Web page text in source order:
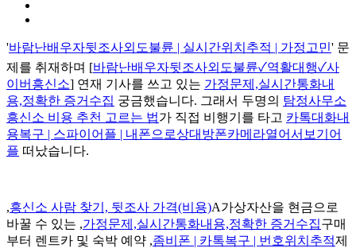
'바람난배우자뒷조사외도불륜 | 실시간위치추적 | 가정고민' 문
제를 취재하며 [바람난배우자뒷조사외도불륜✓역활대행✓사
이버흥신소] 연재 기사를 쓰고 있는 가정문제,실시간통화내
용,정확한 증거수집 궁금했습니다. 그래서 두명의 탐정사무소
흥신소 비용 추천 고르는 법가 직접 비행기를 타고 카톡대화내
용복구 | 스파이어플 | 내폰으로상대방폰카메라열어서보기어
플 떠났습니다.
,흥신소 사람 찾기, 뒷조사 가격(비용)A가상자산을 현금으로
바꿀 수 있는 ,가정문제,실시간통화내용,정확한 증거수집구매
부터 렌트카 및 숙박 예약 ,좀비폰 | 카톡복구 | 번호위치추적제